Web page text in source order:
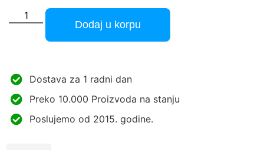
Dodaj u korpu
Dostava za 1 radni dan
Preko 10.000 Proizvoda na stanju
Poslujemo od 2015. godine.